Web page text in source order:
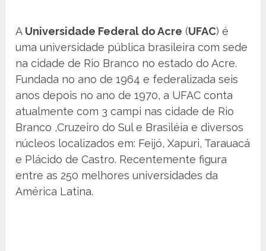
A Universidade Federal do Acre (UFAC) é
uma universidade pública brasileira com sede
na cidade de Rio Branco no estado do Acre.
Fundada no ano de 1964 e federalizada seis
anos depois no ano de 1970, a UFAC conta
atualmente com 3 campi nas cidade de Rio
Branco ,Cruzeiro do Sul e Brasiléia e diversos
núcleos localizados em: Feijó, Xapuri, Tarauacá
e Plácido de Castro. Recentemente figura
entre as 250 melhores universidades da
América Latina.